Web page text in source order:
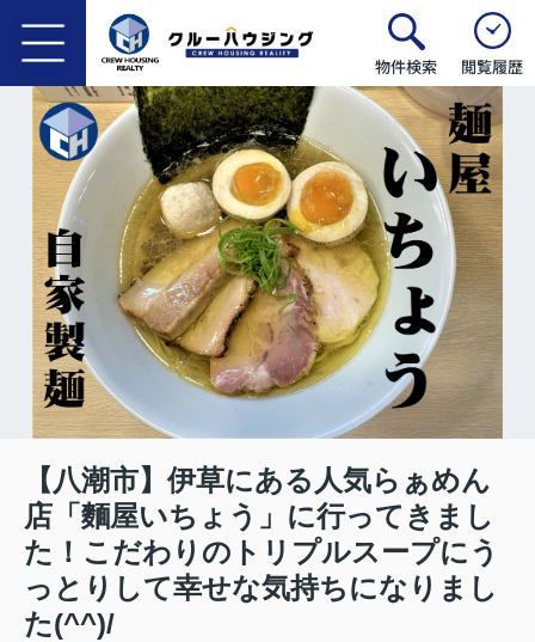
物件検索 閲覧履歴
【八潮市】伊草にある人気らぁめん
店「麵屋いちょう」に行ってきまし
た！こだわりのトリプルスープにう
っとりして幸せな気持ちになりまし
た(^^)/